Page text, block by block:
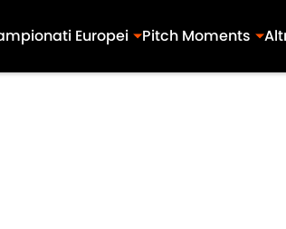
Europei Pitch Moments